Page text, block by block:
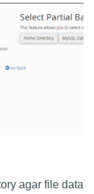
agar file data